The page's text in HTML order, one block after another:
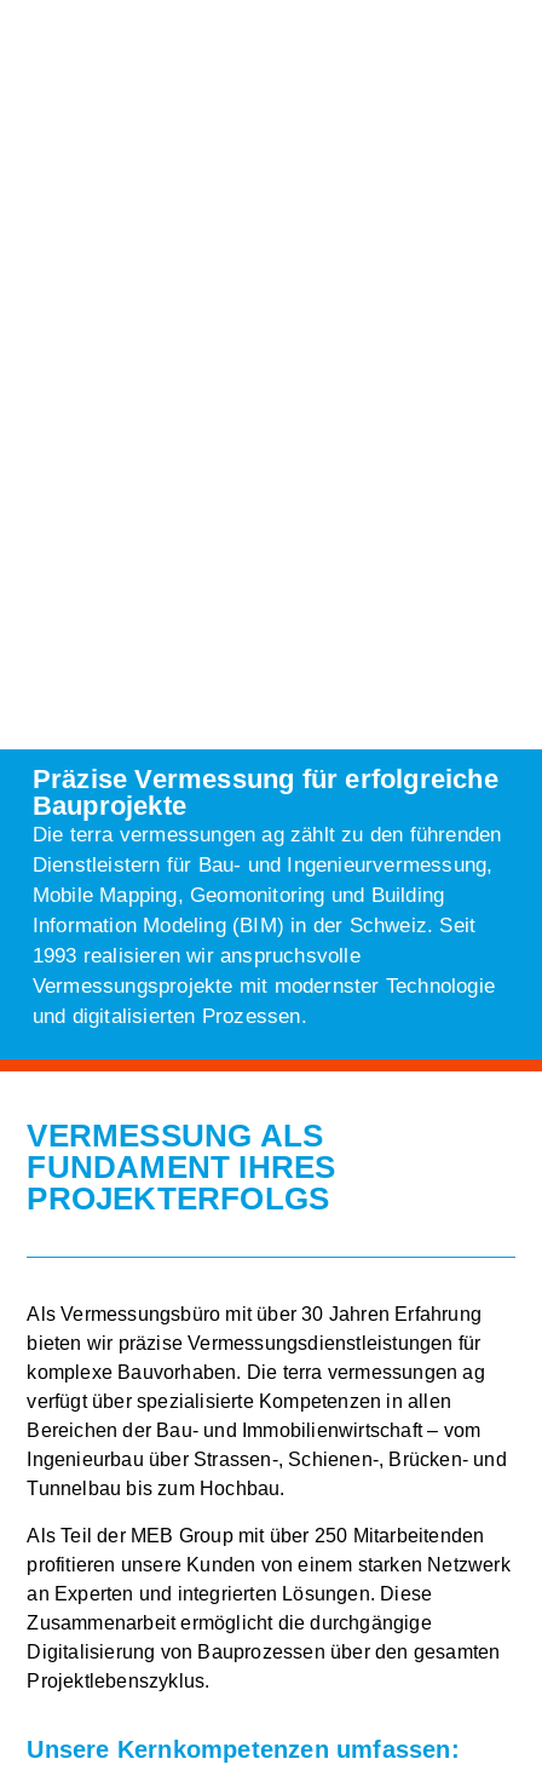
Präzise Vermessung für erfolgreiche
Bauprojekte
Die terra vermessungen ag zählt zu den führenden
Dienstleistern für Bau- und Ingenieurvermessung,
Mobile Mapping, Geomonitoring und Building
Information Modeling (BIM) in der Schweiz. Seit
1993 realisieren wir anspruchsvolle
Vermessungsprojekte mit modernster Technologie
und digitalisierten Prozessen.
VERMESSUNG ALS
FUNDAMENT IHRES
PROJEKTERFOLGS
Als Vermessungsbüro mit über 30 Jahren Erfahrung
bieten wir präzise Vermessungsdienstleistungen für
komplexe Bauvorhaben. Die terra vermessungen ag
verfügt über spezialisierte Kompetenzen in allen
Bereichen der Bau- und Immobilienwirtschaft – vom
Ingenieurbau über Strassen-, Schienen-, Brücken- und
Tunnelbau bis zum Hochbau.
Als Teil der MEB Group mit über 250 Mitarbeitenden
profitieren unsere Kunden von einem starken Netzwerk
an Experten und integrierten Lösungen. Diese
Zusammenarbeit ermöglicht die durchgängige
Digitalisierung von Bauprozessen über den gesamten
Projektlebenszyklus.
Unsere Kernkompetenzen umfassen: